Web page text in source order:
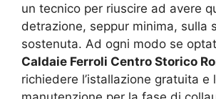
un tecnico per riuscire ad avere
detrazione, seppur minima, sulla
sostenuta. Ad ogni modo se
Caldaie Ferroli Centro Storico
richiedere l’istallazione gratuita e